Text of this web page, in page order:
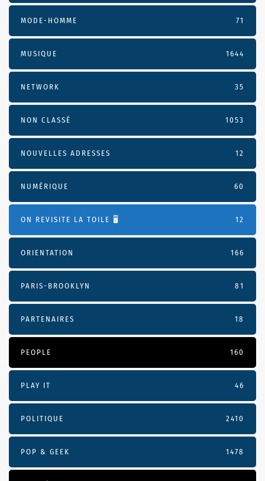
MODE-HOMME 71
MUSIQUE 1644
NETWORK 35
NON CLASSÉ 1053
NOUVELLES ADRESSES 12
NUMÉRIQUE 60
ON REVISITE LA TOILE 🖥️ 12
ORIENTATION 166
PARIS-BROOKLYN 81
PARTENAIRES 18
PEOPLE 160
PLAY IT 46
POLITIQUE 2410
POP & GEEK 1478